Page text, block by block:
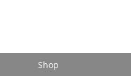
Shop